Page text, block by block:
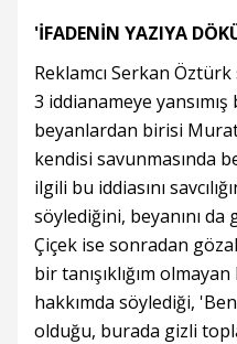
'İFADENİN YAZIYA
Reklamcı Serkan
3 iddianameye
beyanlardan birisi
kendisi savunmasında
ilgili bu iddiasını
söylediğini, beyanını
Çiçek ise sonradan
bir tanışıklığım
hakkımda söylediği,
olduğu, burada gizli